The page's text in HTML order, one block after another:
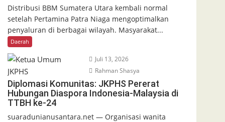
Distribusi BBM Sumatera Utara kembali normal
setelah Pertamina Patra Niaga mengoptimalkan
penyaluran di berbagai wilayah. Masyarakat...
Daerah
Juli 13, 2026
Rahman Shasya
Diplomasi Komunitas: JKPHS Pererat
Hubungan Diaspora Indonesia-Malaysia di
TTBH ke-24
suaradunianusantara.net — Organisasi wanita